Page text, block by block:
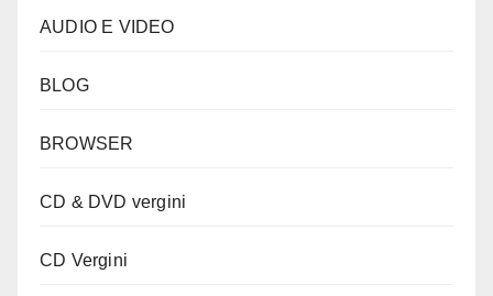
AUDIO E VIDEO
BLOG
BROWSER
CD & DVD vergini
CD Vergini